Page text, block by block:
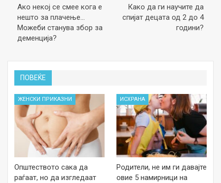
Ако некој се смее кога е
нешто за плачење…
Можеби станува збор за
деменција?
Како да ги научите да
спијат децата од 2 до 4
години?
ПОВЕЌЕ
ЖЕНСКИ ПРИКАЗНИ
Општеството сака да
раѓаат, но да изгледаат
ИСХРАНА
Родители, не им ги давајте
овие 5 намирници на